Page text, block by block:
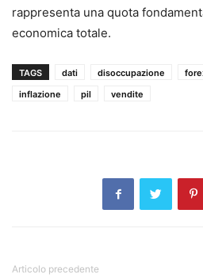
rappresenta una quota
economica totale.
TAGS dati disoccupazione
inflazione
pil vendite
Articolo precedente